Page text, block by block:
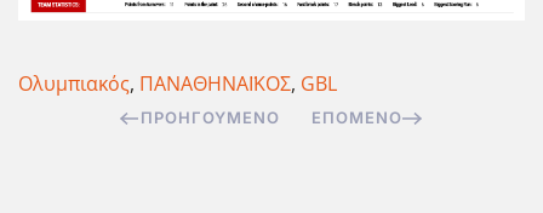
Ολυμπιακός, ΠΑΝΑΘΗΝΑΪΚΟΣ, GBL
ΠΡΟΗΓΟΎΜΕΝΟ ΕΠΌΜΕΝΟ